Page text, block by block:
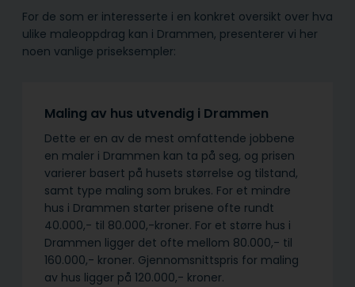
For de som er interesserte i en konkret oversikt over hva
ulike maleoppdrag kan i Drammen, presenterer vi her
noen vanlige priseksempler:
Maling av hus utvendig i Drammen
Dette er en av de mest omfattende jobbene
en maler i Drammen kan ta på seg, og prisen
varierer basert på husets størrelse og tilstand,
samt type maling som brukes. For et mindre
hus i Drammen starter prisene ofte rundt
40.000,- til 80.000,-kroner. For et større hus i
Drammen ligger det ofte mellom 80.000,- til
160.000,- kroner. Gjennomsnittspris for maling
av hus ligger på 120.000,- kroner.